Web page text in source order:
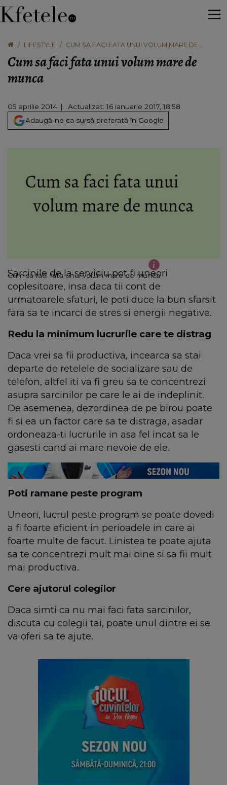
LIFESTYLE
CUM SA FACI FATA UNUI VOLUM MARE DE
Cum sa faci fata unui volum mare de
munca
05 aprilie 2014
Actualizat: 16 ianuarie 2017, 18:58
Adaugă-ne ca sursă preferată în Google
Cum sa faci fata unui volum mare de munca
Sarcinile de la serviciu pot fi uneori
coplesitoare, insa daca tii cont de
urmatoarele sfaturi, le poti duce la bun sfarsit
fara sa te incarci de stres si energii negative.
Redu la minimum lucrurile care te distrag
Daca vrei sa fii productiva, incearca sa stai
departe de retelele de socializare sau de
telefon, altfel iti va fi greu sa te concentrezi
asupra sarcinilor pe care le ai de indeplinit.
De asemenea, dezordinea de pe birou poate
fi si ea un factor care sa te distraga, asadar
ordoneaza-ti lucrurile in asa fel incat sa le
gasesti cand ai mare nevoie de ele.
Poti ramane peste program
Uneori, lucrul peste program se poate dovedi
a fi foarte eficient in perioadele in care ai
foarte multe de facut. Linistea te poate ajuta
sa te concentrezi mult mai bine si sa fii mult
mai productiva.
Cere ajutorul colegilor
Daca simti ca nu mai faci fata sarcinilor,
discuta cu colegii tai, poate unul dintre ei se
va oferi sa te ajute.